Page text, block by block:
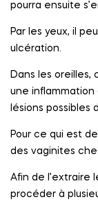
pourra ensuite
Par les yeux, il
ulcération.
Dans les oreilles,
une
lésions possibles
Pour ce qui est
des vaginites
Afin de l’extraire
procéder à